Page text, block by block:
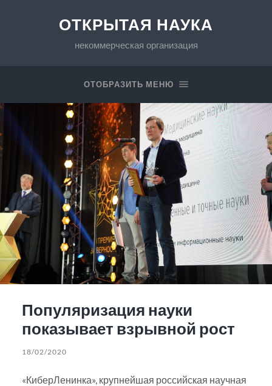
ОТКРЫТАЯ НАУКА
некоммерческая организация
ОТОБРАЗИТЬ МЕНЮ
Популяризация науки
показывает взрывной рост
18/02/2020
«КиберЛенинка», крупнейшая российская научная